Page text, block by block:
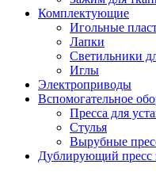
Комплектующие
Игольные
Лапки
Светильники
Иглы
Электроприводы
Вспомогательное
Пресса для
Стулья
Вырубные
Дублирующий пресс